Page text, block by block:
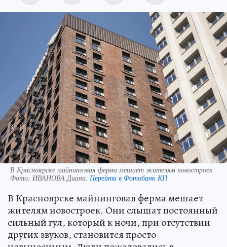
В Красноярске майнинговая ферма мешает жителям новостроек
Фото: ИВАНОВА Диана. Перейти в Фотобанк КП
В Красноярске майнинговая ферма мешает
жителям новостроек. Они слышат постоянный
сильный гул, который к ночи, при отсутствии
других звуков, становится просто